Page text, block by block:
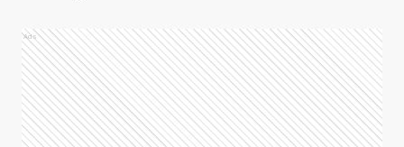
Ads